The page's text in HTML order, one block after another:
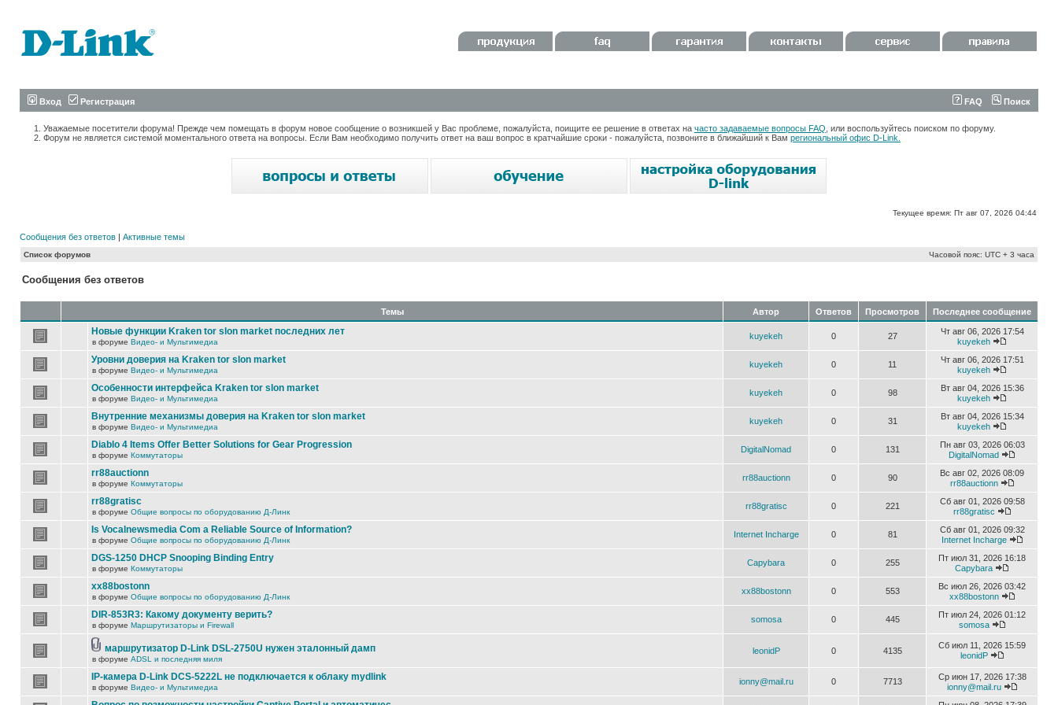
Вход Регистрация FAQ Поиск
Уважаемые посетители форума! Прежде чем помещать в форум новое сообщение о возникшей у Вас проблеме, пожалуйста, поищите ее решение в ответах на часто задаваемые вопросы FAQ , или воспользуйтесь поиском по форуму.
Форум не является системой моментального ответа на вопросы. Если Вам необходимо получить ответ на ваш вопрос в кратчайшие сроки - пожалуйста, позвоните в ближайший к Вам региональный офис D-Link.
Текущее время: Пт авг 07, 2026 04:44
Сообщения без ответов | Активные темы
Список форумов Часовой пояс: UTC + 3 часа
Сообщения без ответов
Темы Автор Ответов Просмотров Последнее сообщение
Новые функции Kraken tor slon market последних лет
в форуме Видео- и Мультимедиа
kuyekeh 0 27
Чт авг 06, 2026 17:54
kuyekeh
Уровни доверия на Kraken tor slon market
в форуме Видео- и Мультимедиа
kuyekeh 0 11
Чт авг 06, 2026 17:51
kuyekeh
Особенности интерфейса Kraken tor slon market
в форуме Видео- и Мультимедиа
kuyekeh 0 98
Вт авг 04, 2026 15:36
kuyekeh
Внутренние механизмы доверия на Kraken tor slon market
в форуме Видео- и Мультимедиа
kuyekeh 0 31
Вт авг 04, 2026 15:34
kuyekeh
Diablo 4 Items Offer Better Solutions for Gear Progression
в форуме Коммутаторы
DigitalNomad 0 131
Пн авг 03, 2026 06:03
DigitalNomad
rr88auctionn
в форуме Коммутаторы
rr88auctionn 0 90
Вс авг 02, 2026 08:09
rr88auctionn
rr88gratisc
в форуме Общие вопросы по оборудованию Д-Линк
rr88gratisc 0 221
Сб авг 01, 2026 09:58
rr88gratisc
Is Vocalnewsmedia Com a Reliable Source of Information?
в форуме Общие вопросы по оборудованию Д-Линк
Internet Incharge 0 81
Сб авг 01, 2026 09:32
Internet Incharge
DGS-1250 DHCP Snooping Binding Entry
в форуме Коммутаторы
Capybara 0 255
Пт июл 31, 2026 16:18
Capybara
xx88bostonn
в форуме Общие вопросы по оборудованию Д-Линк
xx88bostonn 0 553
Вс июл 26, 2026 03:42
xx88bostonn
DIR-853R3: Какому документу верить?
в форуме Маршрутизаторы и Firewall
somosa 0 445
Пт июл 24, 2026 01:12
somosa
маршрутизатор D-Link DSL-2750U нужен эталонный дамп
в форуме ADSL и последняя миля
leonidP 0 4135
Сб июл 11, 2026 15:59
leonidP
IP-камера D-Link DCS-5222L не подключается к облаку mydlink
в форуме Видео- и Мультимедиа
ionny@mail.ru 0 7713
Ср июн 17, 2026 17:38
ionny@mail.ru